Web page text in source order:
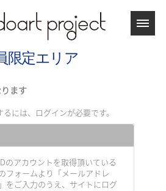
限定エリア
ます
には、ログインが必要です。
アカウントを取得頂いている
フォームより「メールアドレ
をご入力のうえ、サイトにログ